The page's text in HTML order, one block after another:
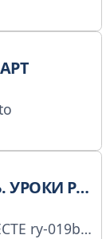
РИСОВАНИЯ
УЧИМСЯ РИСОВАТЬ ВМЕСТЕ ry-019bb6df8fd377698 Реклам и сотрудничество @Alex_Oleg Админ @Ychus_risovat Купить рекламу на бирже https://telega.in/c/ychys_risovat Другие группы: Галерея @ychys_risovat_galle https://t.me/ychys_risovat_archiv НюART @nu_art_i